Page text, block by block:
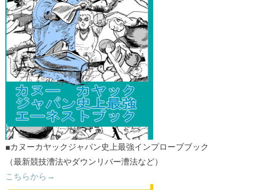
■カヌーカヤックジャパン史上最強インプローブブック
（最新競技漕法やダウンリバー漕法など）
こちらから→